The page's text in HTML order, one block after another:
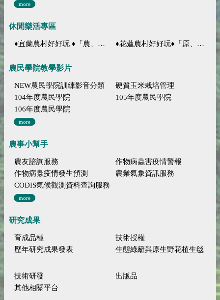
more
休閒樂活專區
♦宜蘭農村好好玩 ♦「農、藝、山、水」四條遊程推薦 ♦花蓮農村好好玩♦「原、生、慢、活」四條遊程推薦
農民學院教學影片
NEW農民學院訓練影音分類
硬質玉米栽培管理
104年度農民學院
105年度農民學院
106年度農民學院
more
農事小幫手
農友諮詢服務
作物病蟲害疫情警報
作物病蟲疫情發生預測
農業氣象資訊服務
CODIS氣候觀測資料查詢服務
more
研究成果
育成品種
技術授權
歷年研究成果發表
生態綠籬與原生野花植生毯
技術研發
出版品
其他相關平台